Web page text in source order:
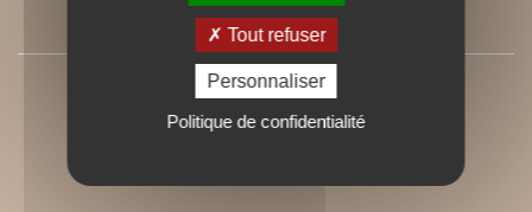
PRESSE
Tout refuser
Personnaliser
Politique de confidentialité